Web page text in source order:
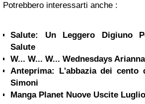
Potrebbero interessarti anche :
Salute: Un Leggero Digiuno
Salute
W... W... W... Wednesdays Arianna
Anteprima: L'abbazia dei cento
Simoni
Manga Planet Nuove Uscite